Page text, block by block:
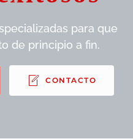
para que
de principio a fin.
CONTACTO